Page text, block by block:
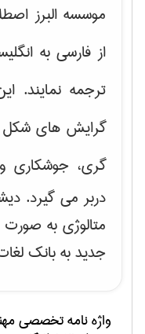
موسسه البرز
از فارسی به
ترجمه نمایند.
گرایش های شکل
گری، جوشکاری
دربر می گیرد.
متالوژی به
جدید به بانک
واژه نامه تخصصی